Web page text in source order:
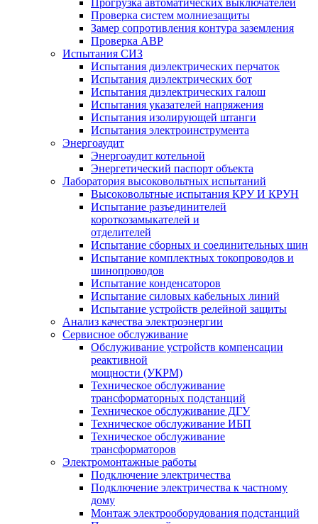
Прогрузка автоматических выключателей
Проверка систем молниезащиты
Замер сопротивления контура заземления
Проверка АВР
Испытания СИЗ
Испытания диэлектрических перчаток
Испытания диэлектрических бот
Испытания диэлектрических галош
Испытания указателей напряжения
Испытания изолирующей штанги
Испытания электроинструмента
Энергоаудит
Энергоаудит котельной
Энергетический паспорт объекта
Лаборатория высоковольтных испытаний
Высоковольтные испытания КРУ И КРУН
Испытание разъединителей
короткозамыкателей и
отделителей
Испытание сборных и соединительных шин
Испытание комплектных токопроводов и
шинопроводов
Испытание конденсаторов
Испытание силовых кабельных линий
Испытание устройств релейной защиты
Анализ качества электроэнергии
Сервисное обслуживание
Обслуживание устройств компенсации
реактивной
мощности (УКРМ)
Техническое обслуживание
трансформаторных подстанций
Техническое обслуживание ДГУ
Техническое обслуживание ИБП
Техническое обслуживание
трансформаторов
Электромонтажные работы
Подключение электричества
Подключение электричества к частному
дому
Монтаж электрооборудования подстанций